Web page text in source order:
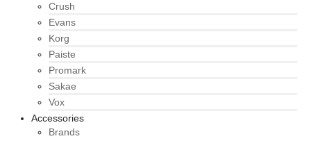
Crush
Evans
Korg
Paiste
Promark
Sakae
Vox
Accessories
Brands